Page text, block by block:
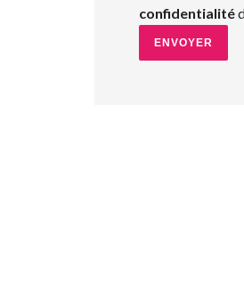
confidentialité
ENVOYER